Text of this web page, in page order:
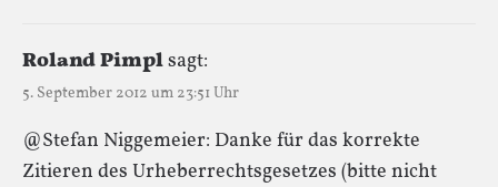
Roland Pimplsagt:
5. September 2012 um 23:51 Uhr
@Stefan Niggemeier: Danke für das korrekte
Zitieren des Urheberrechtsgesetzes (bitte nicht